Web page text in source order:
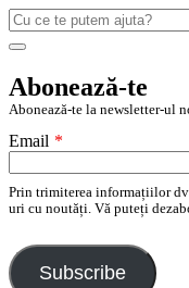
Caută
după:
Search
Abonează-te
Abonează-te la newsletter-ul
Email *
Prin trimiterea informațiilor
uri cu noutăți. Vă puteți
Subscribe